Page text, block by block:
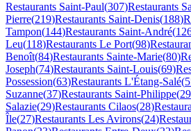
Restaurants Saint-Paul(307)Restaurants
Pierre(219)Restaurants Saint-Denis(188)
Tampon(144)Restaurants Saint-André(
Leu(118)Restaurants Le Port(98)
Benoît(84)Restaurants Sainte-Marie(80)
Joseph(74)Restaurants Saint-Louis(69)
Possession(63)Restaurants L'Étang-Salé(
Suzanne(37)Restaurants Saint-Philippe(29
Salazie(29)Restaurants Cilaos(28)
Île(27)Restaurants Les Avirons(24)